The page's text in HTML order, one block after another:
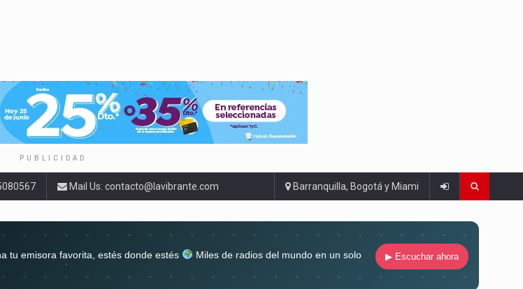
PUBLICIDAD
Mail Us: contacto@lavibrante.com Barranquilla, Bogotá y Miami
tu emisora favorita, estés donde estés
Miles de radios del mundo en un solo
▶ Escuchar ahora